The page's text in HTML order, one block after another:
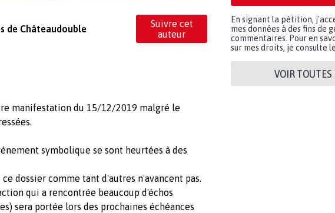
de Châteaudouble
Suivre cet
auteur
manifestation du 15/12/2019 malgré le
symbolique se sont heurtées à des
dossier comme tant d'autres n'avancent pas.
qui a rencontrée beaucoup d'échos
sera portée lors des prochaines échéances
En signant la pétition,
mes données à des fins de
commentaires. Pour en
sur mes droits, je consulte
VOIR TOUTES